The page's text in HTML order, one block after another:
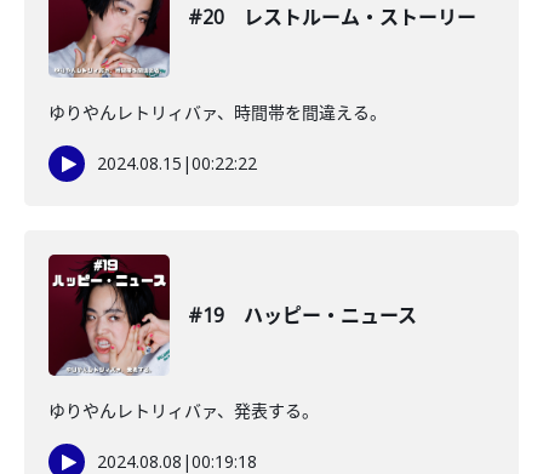
#20 レストルーム・ストーリー
ゆりやんレトリィバァ、時間帯を間違える。
2024.08.15 |00:22:22
#19 ハッピー・ニュース
ゆりやんレトリィバァ、発表する。
2024.08.08 |00:19:18